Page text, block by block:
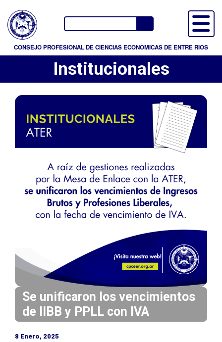
a
s
a
r
a
l
c
n
i
d
o
p
r
n
c
l
CONSEJO PROFESIONAL DE CIENCIAS ECONOMICAS DE ENTRE RIOS
Buscador
Institucionales
Se unificaron los vencimientos
de IIBB y PPLL con IVA
8 Enero, 2025